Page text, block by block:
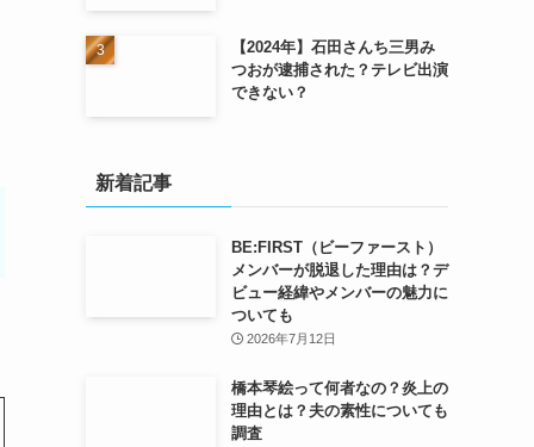
【2024年】石田さんち三男み
つおが逮捕された？テレビ出演
できない？
新着記事
BE:FIRST（ビーファースト）
メンバーが脱退した理由は？デ
ビュー経緯やメンバーの魅力に
ついても
2026年7月12日
橋本琴絵って何者なの？炎上の
理由とは？夫の素性についても
調査